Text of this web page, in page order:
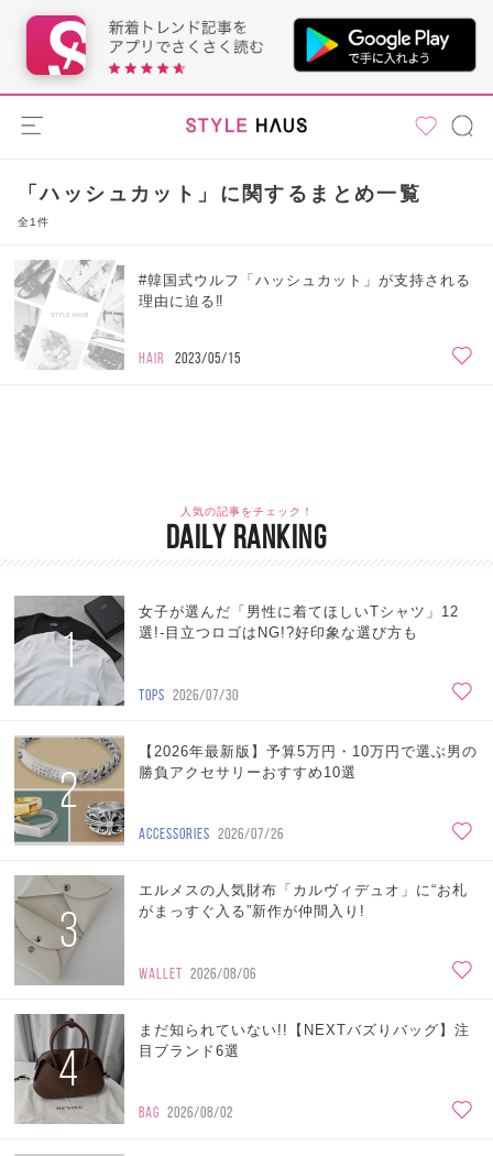
「ハッシュカット」に関するまとめ一覧
全1件
#韓国式ウルフ「ハッシュカット」が支持される
理由に迫る‼︎
HAIR 2023/05/15
人気の記事をチェック！
DAILY RANKING
1
女子が選んだ「男性に着てほしいTシャツ」12
選!-目立つロゴはNG!?好印象な選び方も
TOPS 2026/07/30
2
【2026年最新版】予算5万円・10万円で選ぶ男の
勝負アクセサリーおすすめ10選
ACCESSORIES 2026/07/26
3
エルメスの人気財布「カルヴィデュオ」に“お札
がまっすぐ入る”新作が仲間入り!
WALLET 2026/08/06
4
まだ知られていない!!【NEXTバズりバッグ】注
目ブランド6選
BAG 2026/08/02